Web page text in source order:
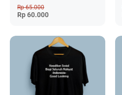
Rp 65.000
Rp 60.000